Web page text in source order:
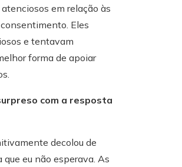
em relação às
Eles
e tentavam
forma de apoiar
com a resposta
decolou de
que eu não esperava. As